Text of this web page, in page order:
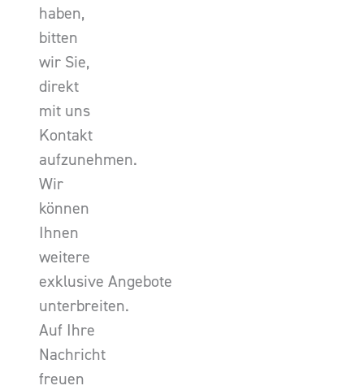
haben,
bitten
wir Sie,
direkt
mit uns
Kontakt
aufzunehmen.
Wir
können
Ihnen
weitere
exklusive Angebote
unterbreiten.
Auf Ihre
Nachricht
freuen